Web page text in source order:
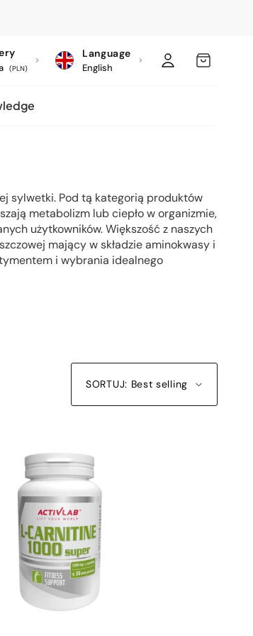
(PLN)
Language
English
Log
in
MY
CART
sylwetki. Pod tą kategorią produktów
metabolizm lub ciepło w organizmie,
użytkowników. Większość z naszych
mający w składzie aminokwasy i
i wybrania idealnego
SORTUJ: Best selling